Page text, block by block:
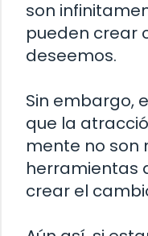
son
pueden crear
deseemos.
Sin embargo,
que la
mente no son
herramientas
crear el